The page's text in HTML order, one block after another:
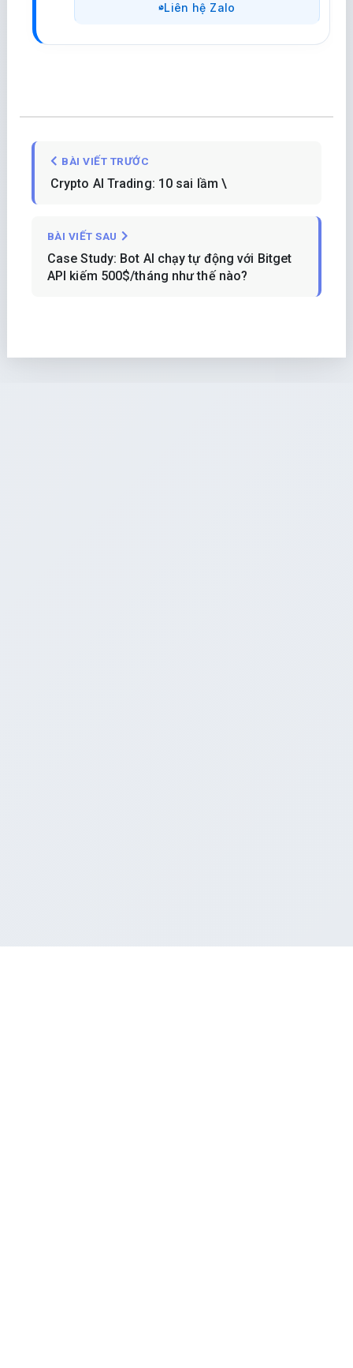
Liên hệ Zalo
BÀI VIẾT TRƯỚC
Crypto AI Trading: 10 sai lầm \
BÀI VIẾT SAU
Case Study: Bot AI chạy tự động với Bitget
API kiếm 500$/tháng như thế nào?